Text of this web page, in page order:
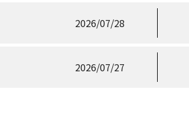
2026/07/28
2026/07/27